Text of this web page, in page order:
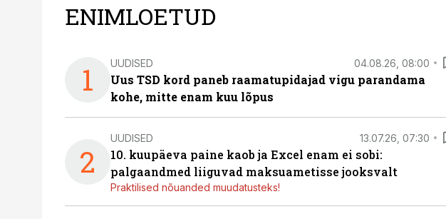
ENIMLOETUD
1 UUDISED 04.08.26, 08:00
Uus TSD kord paneb raamatupidajad vigu parandama
kohe, mitte enam kuu lõpus
2
UUDISED 13.07.26, 07:30
10. kuupäeva paine kaob ja Excel enam ei sobi:
palgaandmed liiguvad maksuametisse jooksvalt
Praktilised nõuanded muudatusteks!